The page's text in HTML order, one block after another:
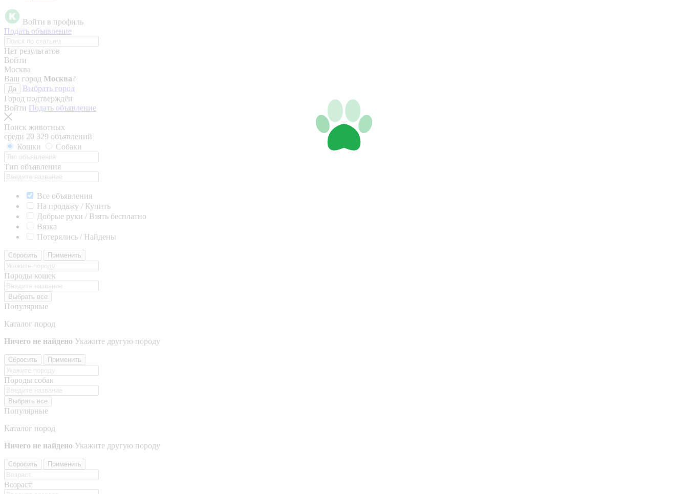
Войти в профиль
Подать объявление
Нет результатов
Войти
Москва
Ваш город Москва?
Да
Выбрать город
Город подтверждён
Войти Подать объявление
Поиск животных
среди 20 329 объявлений
Кошки
Собаки
Тип объявления
Все объявления
На продажу / Купить
Добрые руки / Взять бесплатно
Вязка
Потерялись / Найдены
Сбросить Применить
Породы кошек
Выбрать все
Популярные
Каталог пород
Ничего не найдено Укажите другую породу
Сбросить Применить
Породы собак
Выбрать все
Популярные
Каталог пород
Ничего не найдено Укажите другую породу
Сбросить Применить
Возраст